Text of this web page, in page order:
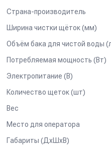
Применение:
Поломоечные машины –
чистки и мытья полов в
торговых центрах,
производственных
обслуживания автомобилей и
подходят для уборки
каменного покрытий,
Страна-производитель
Ширина чистки щёток (мм)
Объём бака для чистой воды
Потребляемая мощность (Вт)
Электропитание (В)
Количество щеток (шт)
Вес
Место для оператора
Габариты (ДхШхВ)